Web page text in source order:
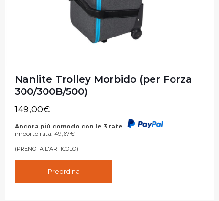
Nanlite Trolley Morbido (per Forza
300/300B/500)
149,00€
Ancora più comodo con le 3 rate
importo rata: 49,67€
(PRENOTA L'ARTICOLO)
Preordina